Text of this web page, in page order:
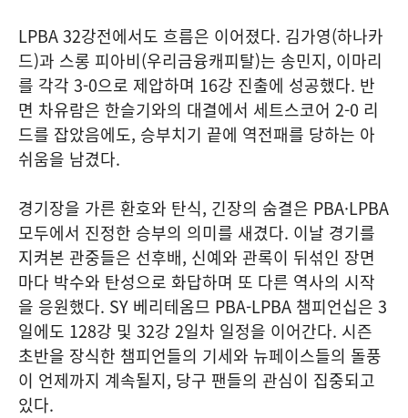
LPBA 32강전에서도 흐름은 이어졌다. 김가영(하나카
드)과 스롱 피아비(우리금융캐피탈)는 송민지, 이마리
를 각각 3-0으로 제압하며 16강 진출에 성공했다. 반
면 차유람은 한슬기와의 대결에서 세트스코어 2-0 리
드를 잡았음에도, 승부치기 끝에 역전패를 당하는 아
쉬움을 남겼다.
경기장을 가른 환호와 탄식, 긴장의 숨결은 PBA·LPBA
모두에서 진정한 승부의 의미를 새겼다. 이날 경기를
지켜본 관중들은 선후배, 신예와 관록이 뒤섞인 장면
마다 박수와 탄성으로 화답하며 또 다른 역사의 시작
을 응원했다. SY 베리테옴므 PBA-LPBA 챔피언십은 3
일에도 128강 및 32강 2일차 일정을 이어간다. 시즌
초반을 장식한 챔피언들의 기세와 뉴페이스들의 돌풍
이 언제까지 계속될지, 당구 팬들의 관심이 집중되고
있다.